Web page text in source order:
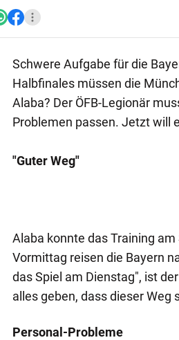
Schwere Aufgabe für die
Halbfinales müssen die
Alaba? Der ÖFB-Legionär
Problemen passen. Jetzt will
"Guter Weg"
Alaba konnte das Training
Vormittag reisen die Bayern
das Spiel am Dienstag", ist
alles geben, dass dieser Weg
Personal-Probleme